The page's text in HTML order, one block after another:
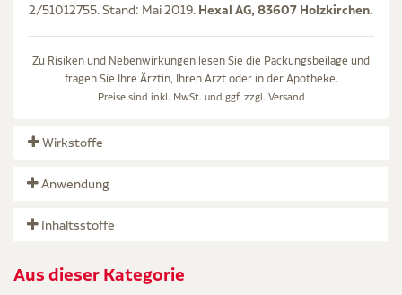
2/51012755. Stand: Mai 2019. Hexal AG, 83607 Holzkirchen.
Zu Risiken und Nebenwirkungen lesen Sie die Packungsbeilage und
fragen Sie Ihre Ärztin, Ihren Arzt oder in der Apotheke.
Preise sind inkl. MwSt. und ggf. zzgl. Versand
Wirkstoffe
Anwendung
Inhaltsstoffe
Aus dieser Kategorie